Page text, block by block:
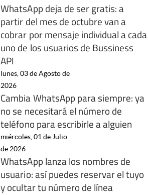
WhatsApp deja de ser gratis: a
partir del mes de octubre van a
cobrar por mensaje individual a cada
uno de los usuarios de Bussiness
API
lunes, 03 de Agosto de
2026
Cambia WhatsApp para siempre: ya
no se necesitará el número de
teléfono para escribirle a alguien
miércoles, 01 de Julio
de 2026
WhatsApp lanza los nombres de
usuario: así puedes reservar el tuyo
y ocultar tu número de línea